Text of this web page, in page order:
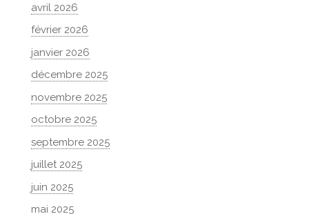
avril 2026
février 2026
janvier 2026
décembre 2025
novembre 2025
octobre 2025
septembre 2025
juillet 2025
juin 2025
mai 2025